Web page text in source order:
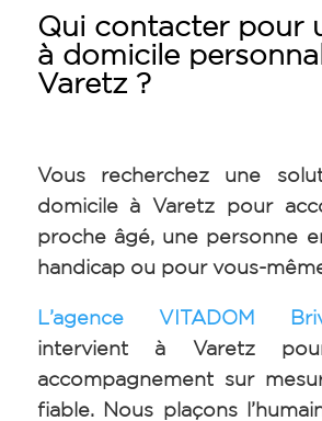
Qui contacter pour
à domicile
Varetz ?
Vous recherchez une
domicile à Varetz pour
proche âgé, une personne
handicap ou pour vous-
L’agence VITADOM
intervient à Varetz
accompagnement sur
fiable. Nous plaçons